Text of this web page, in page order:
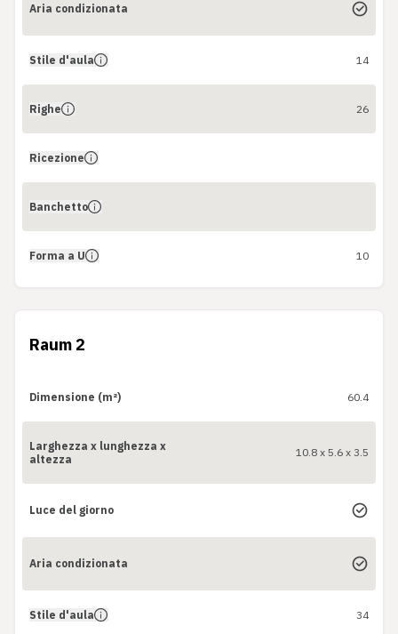
Aria condizionata
Stile d'aula 14
Righe 26
Ricezione
Banchetto
Forma a U 10
Raum 2
Dimensione (m²) 60.4
Larghezza x lunghezza x
altezza
10.8 x 5.6 x 3.5
Luce del giorno
Aria condizionata
Stile d'aula 34